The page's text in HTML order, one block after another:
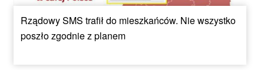
Rządowy SMS trafił do mieszkańców. Nie wszystko
poszło zgodnie z planem